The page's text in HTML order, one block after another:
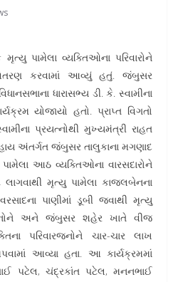
પામેલા વ્યક્તિઓના પરિવારોને
કરવામાં આવ્યું હતું. જંબુસર
ધારાસભ્ય ડી. કે. સ્વામીના
યોજાયો હતો. પ્રાપ્ત વિગતો
પ્રયત્નોથી મુખ્યમંત્રી રાહત
અંતર્ગત જંબુસર તાલુકાના મગણાદ
આઠ વ્યક્તિઓના વારસદારોને
મૃત્યુ પામેલા કાજલબેનના
પાણીમાં ડૂબી જવાથી મૃત્યુ
અને જંબુસર શહેર ખાતે વીજ
પરિવારજનોને ચાર-ચાર લાખ
આવ્યા હતા. આ કાર્યક્રમમાં
પટેલ, ચંદ્રકાંત પટેલ, મનનભાઈ